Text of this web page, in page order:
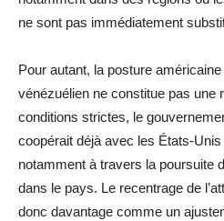
ne sont pas immédiatement
Pour autant, la posture
vénézuélien ne constitue pas une
conditions strictes, le
coopérait déjà avec les États-
notamment à travers la poursuite
dans le pays. Le recentrage de
donc davantage comme un